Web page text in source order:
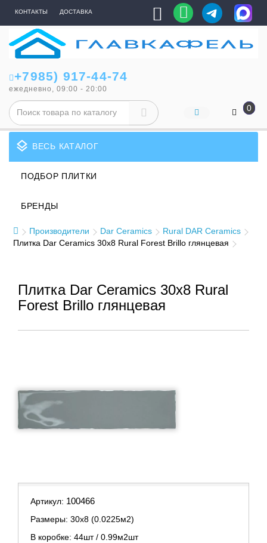
КОНТАКТЫ ДОСТАВКА
+7985) 917-44-74
ежедневно, 09:00 - 20:00
0
layers ВЕСЬ КАТАЛОГ
ПОДБОР ПЛИТКИ
БРЕНДЫ
Производители Dar Ceramics
Rural DAR Ceramics
Плитка Dar Ceramics 30x8 Rural Forest Brillo глянцевая
Плитка Dar Ceramics 30x8 Rural
Forest Brillo глянцевая
Артикул: 100466
Размеры: 30х8 (0.0225м2)
В коробке: 44шт / 0.99м2шт